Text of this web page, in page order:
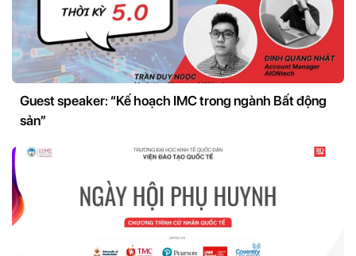
Guest speaker: “Kế hoạch IMC trong ngành Bất động
sản”